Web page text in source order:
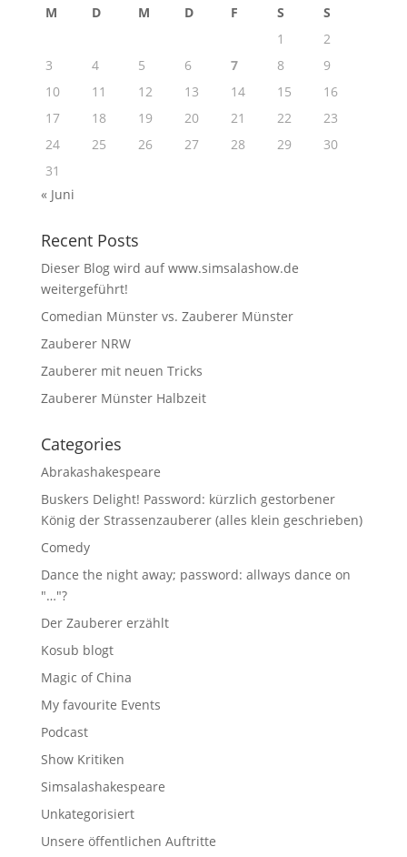
M D M D F S
S
1
2
3
4 5 6 7 8
9
10
11 12 13 14 15
16
17
18 19 20 21 22
23
24
25 26 27 28 29
30
31
« Juni
Recent Posts
Dieser Blog wird auf www.simsalashow.de
weitergeführt!
Comedian Münster vs. Zauberer Münster
Zauberer NRW
Zauberer mit neuen Tricks
Zauberer Münster Halbzeit
Categories
Abrakashakespeare
Buskers Delight! Password: kürzlich gestorbener
König der Strassenzauberer (alles klein geschrieben)
Comedy
Dance the night away; password: allways dance on
"…"?
Der Zauberer erzählt
Kosub blogt
Magic of China
My favourite Events
Podcast
Show Kritiken
Simsalashakespeare
Unkategorisiert
Unsere öffentlichen Auftritte